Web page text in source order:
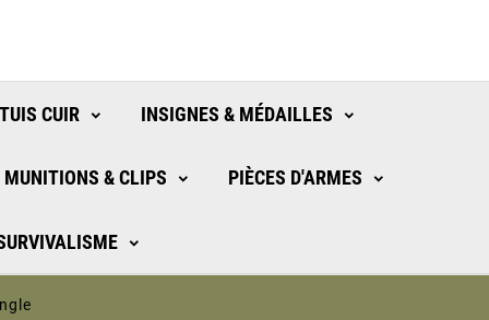
CUIR INSIGNES & MÉDAILLES
MUNITIONS & CLIPS PIÈCES D'ARMES